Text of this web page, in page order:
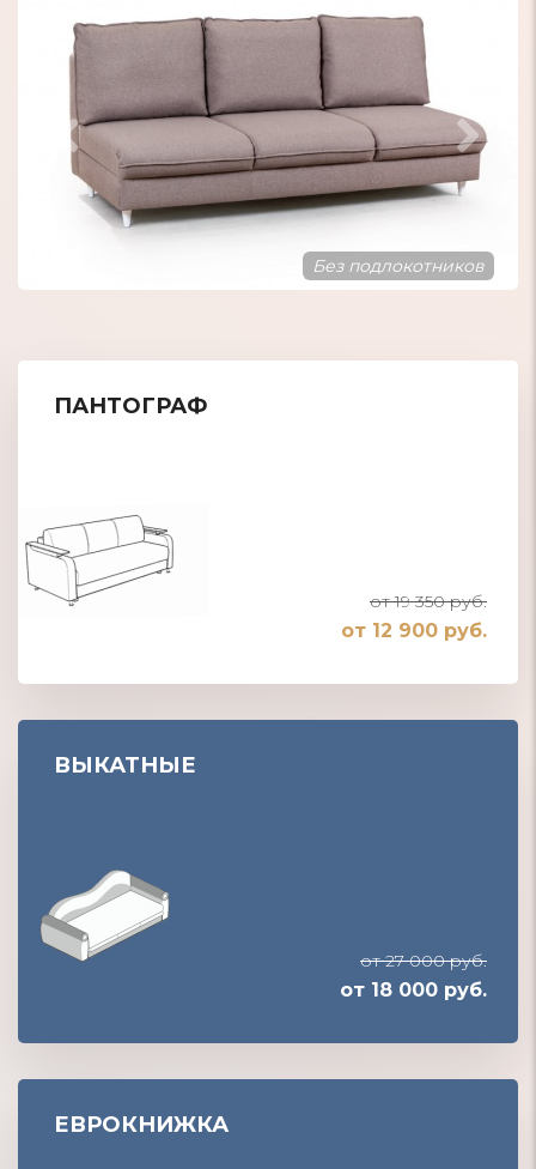
Добротная обивка
ПАНТОГРАФ
от 19 350 руб.
от 12 900 руб.
ВЫКАТНЫЕ
от 27 000 руб.
от 18 000 руб.
ЕВРОКНИЖКА